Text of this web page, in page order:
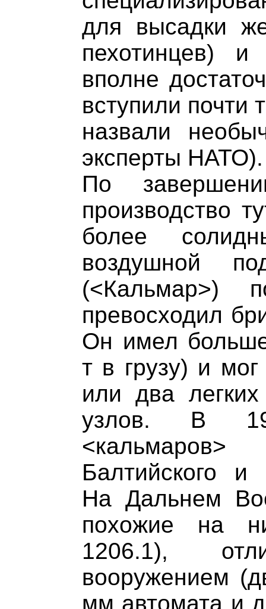
для высадки
пехотинцев)
вполне
вступили почти
назвали
эксперты НАТО).
По
производство
более
воздушной
(<Кальмар>)
превосходил
Он имел
т в грузу) и
или два
узлов. В
Балтийского и
На Дальнем
похожие на
1206.1),
вооружением
мм автомата и